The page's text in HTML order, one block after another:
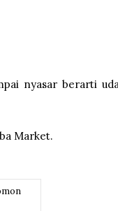
nyasar berarti
Market.